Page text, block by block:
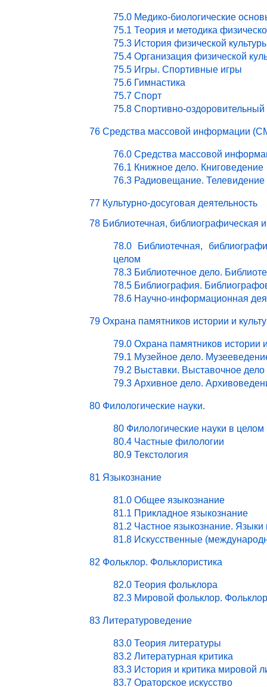
75.0 Медико-биологические
75.1 Теория и методика
75.3 История физической
75.4 Организация физической
75.5 Игры. Спортивные игры
75.6 Гимнастика
75.7 Спорт
75.8 Спортивно-
76 Средства массовой информации
76.0 Средства массовой
76.1 Книжное дело. Книговедение
76.3 Радиовещание. Телевидение
77 Культурно-досуговая деятельность
78 Библиотечная, библиографическая
78.0 Библиотечная,
целом
78.3 Библиотечное дело.
78.5 Библиография.
78.6 Научно-информационная
79 Охрана памятников истории и
79.0 Охрана памятников истории
79.1 Музейное дело.
79.2 Выставки. Выставочное дело
79.3 Архивное дело.
80 Филологические науки.
80 Филологические науки в целом
80.4 Частные филологии
80.9 Текстология
81 Языкознание
81.0 Общее языкознание
81.1 Прикладное языкознание
81.2 Частное языкознание. Языки
81.8 Искусственные
82 Фольклор. Фольклористика
82.0 Теория фольклора
82.3 Мировой фольклор.
83 Литературоведение
83.0 Теория литературы
83.2 Литературная критика
83.3 История и критика мировой
83.7 Ораторское искусство